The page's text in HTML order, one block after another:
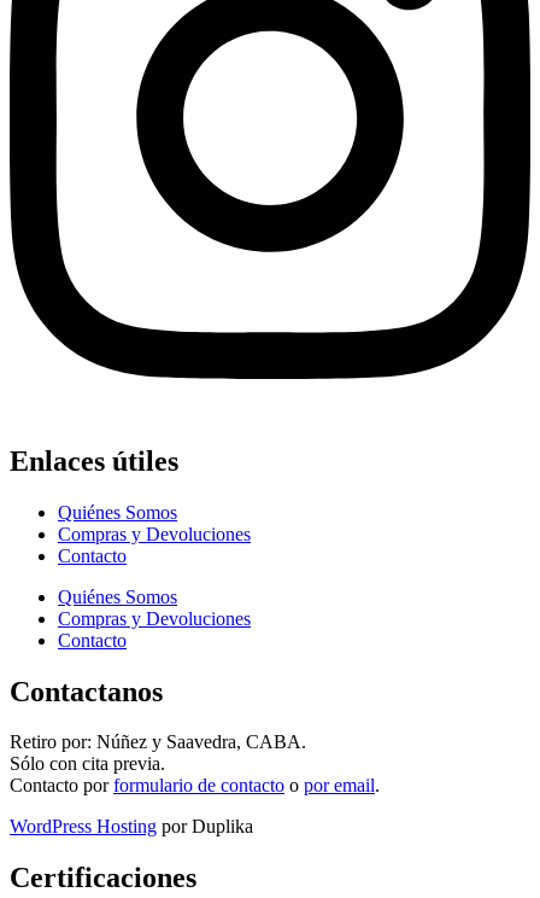
Enlaces útiles
Quiénes Somos
Compras y Devoluciones
Contacto
Quiénes Somos
Compras y Devoluciones
Contacto
Contactanos
Retiro por: Núñez y Saavedra, CABA.
Sólo con cita previa.
Contacto porformulario de contacto o por email.
WordPress Hosting por Duplika
Certificaciones